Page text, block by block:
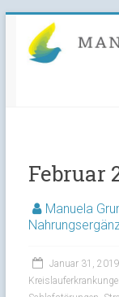
content
Februar
Manuela
Januar 31, 2019